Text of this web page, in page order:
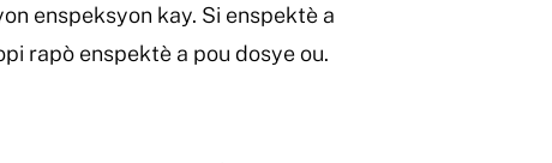
enspeksyon kay. Si enspektè a
rapò enspektè a pou dosye ou.